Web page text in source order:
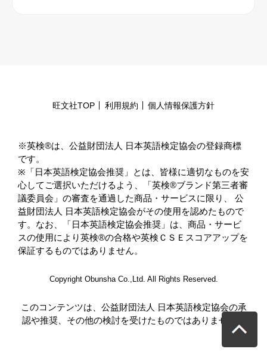
旺文社TOP 利用規約 個人情報保護方針
※英検®は、公益財団法人 日本英語検定協会の登録商標
です。
※「⽇本英語検定協会推奨」とは、皆様に適切なものを安
⼼してご選択いただけるよう、「英検®ブランド第三者審
議委員会」の審査を通過した商品・サービスに限り、 公
益財団法人 日本英語検定協会がその使用を認めたもので
す。なお、「日本英語検定協会推奨」は、商品・サービ
スの使用により英検®の合格や英検ＣＳＥスコアアップを
保証するものではありません。
Copyright Obunsha Co.,Ltd. All Rights Reserved.
このコンテンツは、公益財団法人 日本英語検定協会の承
認や推奨、その他の検討を受けたものではありません。